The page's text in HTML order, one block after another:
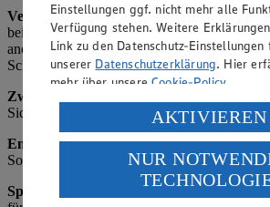
Verarbeitete Daten:Name und
bei Reservierungen oder Beschwerden),
anonymisierte Statistiken zu
Schichtpläne).
Zweck:
Effiziente Betriebsführung,
Sicherstellung der Verfügbarkeit von Waren.
Empfänger:Interne Abteilungen, ggf.
Software (z. B. ERP-Systeme als
Speicherdauer
: Bis zum Erreichen des
Einstellungen ggf. nicht mehr alle
Verfügung stehen. Weitere
Link zu den Datenschutz-
unserer Datenschutzerklärung. Hier
mehr über unsereCookie-Policy.
Verarbeitung deiner
USA durch Facebook und YouTube:
Wenn du auf „Aktivieren“ klickst,
des Art. 49 Abs. 1 Satz 1 lit. a) DSGVO
Daten in den USA verarbeitet werden.
AKTIVIEREN
NUR